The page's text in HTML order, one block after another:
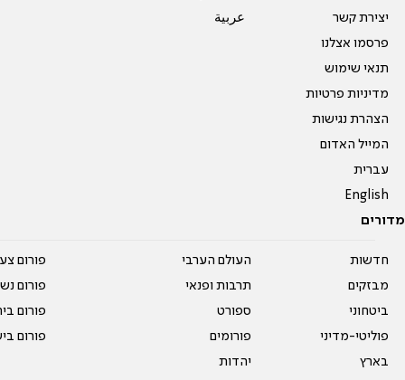
יצירת קשר
פרסמו אצלנו
תנאי שימוש
מדיניות פרטיות
הצהרת נגישות
המייל האדום
עברית
English
عربية
מדורים
חדשות
מבזקים
ביטחוני
פוליטי-מדיני
בארץ
העולם הערבי
תרבות ופנאי
ספורט
פורומים
יהדות
פורום
פורום
פורום
פורום